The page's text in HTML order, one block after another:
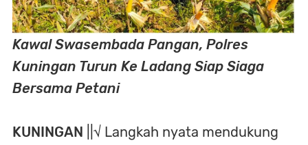
Kawal Swasembada Pangan, Polres
Kuningan Turun Ke Ladang Siap Siaga
Bersama Petani
KUNINGAN ||√ Langkah nyata mendukung